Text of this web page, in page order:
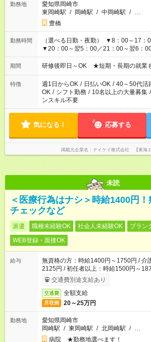
勤務地
愛知県岡崎市
東岡崎駅 / 岡崎駅 / 中岡崎駅 / …
豊橋
勤務時間
（選べる日勤・夜勤） ▼8：00～17：
▼20：00～翌5：00／21：00～翌6：
期間 研修後即日～OK ★短期・長期の就業
特徴 週1日からOK / 日払いOK / 40～50代活
OK / シフト勤務 / 10名以上の大量募集 /
ンスキル不要
気になる！ 応募する
掲載元企業名 テイケイ株式会社 【東海エ
未読
＜医療行為はナシ＞時給1400円
チェックなど
派遣 職種未経験OK 社会人未経験OK
ブラン
WEB登録・面接OK
給与
無資格の方：時給1400円～1750円 / 介
2125円 / 初任者以上：時給1500円～
交通費別途支給あり
交通費 全額支給
月収例 20～25万円
勤務地
愛知県岡崎市
岡崎駅 / 東岡崎駅 / 北岡崎駅 / …
病院 ★勤務地選べます！